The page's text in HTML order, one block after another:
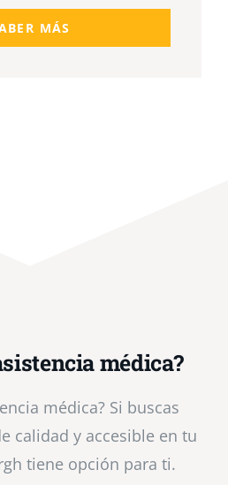
MÁS
médica?
médica? Si buscas
calidad y accesible en tu
tiene opción para ti.